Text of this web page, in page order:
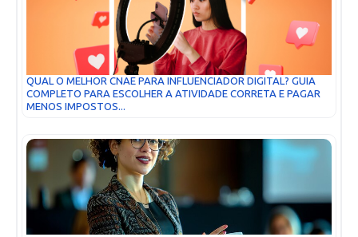
QUAL O MELHOR CNAE PARA INFLUENCIADOR DIGITAL? GUIA
COMPLETO PARA ESCOLHER A ATIVIDADE CORRETA E PAGAR
MENOS IMPOSTOS...